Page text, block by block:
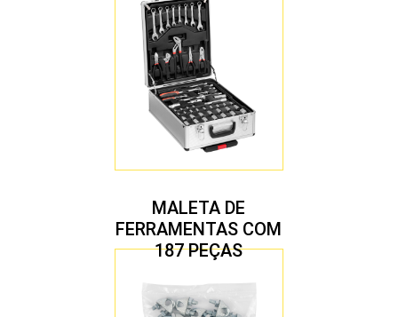
MALETA DE
FERRAMENTAS COM
187 PEÇAS